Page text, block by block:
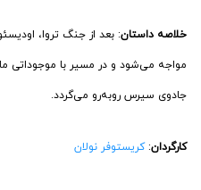
خلاصه داستان: بعد از جنگ تروا،
مواجه می‌شود و در مسیر با موجوداتی
جادوی سیرس روبه‌رو می‌گردد.
کارگردان:کریستوفر نولان